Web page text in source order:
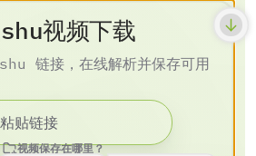
视频下载
链接，在线解析并保存可用
视频保存在哪里？